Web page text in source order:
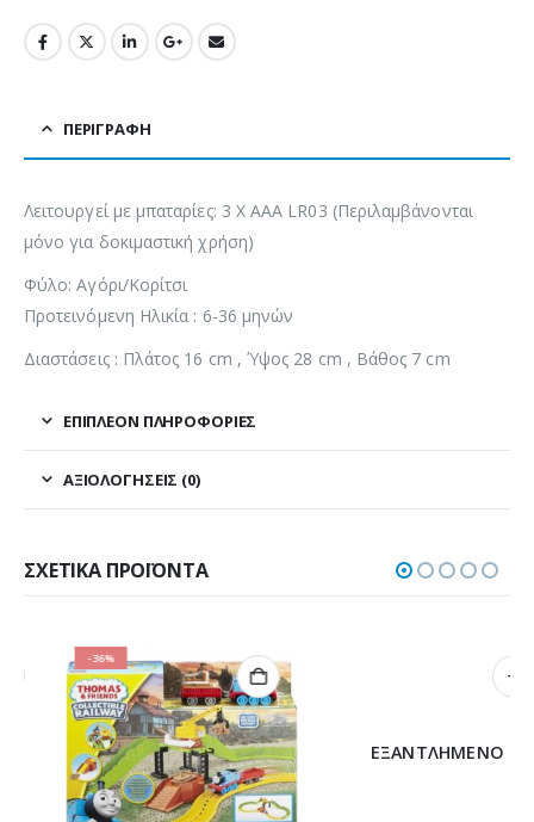
ΠΕΡΙΓΡΑΦΉ
Λειτουργεί με μπαταρίες: 3 X AAA LR03 (Περιλαμβάνονται
μόνο για δοκιμαστική χρήση)
Φύλο: Αγόρι/Κορίτσι
Προτεινόμενη Ηλικία : 6-36 μηνών
Διαστάσεις : Πλάτος 16 cm , Ύψος 28 cm , Βάθος 7 cm
ΕΠΙΠΛΈΟΝ ΠΛΗΡΟΦΟΡΊΕΣ
ΑΞΙΟΛΟΓΉΣΕΙΣ (0)
ΣΧΕΤΙΚΆ ΠΡΟΪΌΝΤΑ
-36%
ΕΞΑΝΤΛΗΜΈΝΟ